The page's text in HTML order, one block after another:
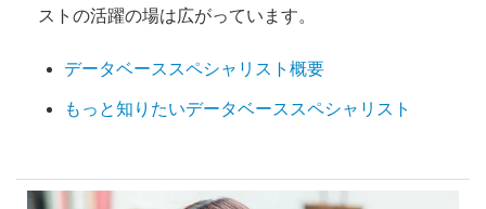
ストの活躍の場は広がっています。
データベーススペシャリスト概要
もっと知りたいデータベーススペシャリスト